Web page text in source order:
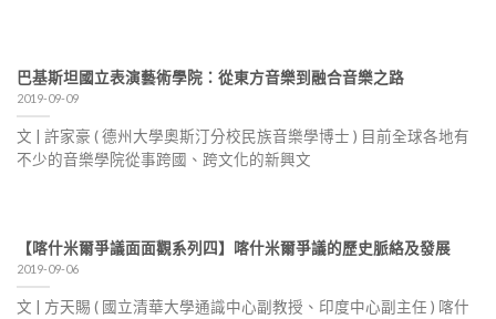
巴基斯坦國立表演藝術學院：從東方音樂到融合音樂之路
2019-09-09
文 | 許家豪 ( 德州大學奧斯汀分校民族音樂學博士 ) 目前全球各地有
不少的音樂學院從事跨國、跨文化的新興文
【喀什米爾爭議面面觀系列四】喀什米爾爭議的歷史脈絡及發展
2019-09-06
文 | 方天賜 ( 國立清華大學通識中心副教授、印度中心副主任 ) 喀什